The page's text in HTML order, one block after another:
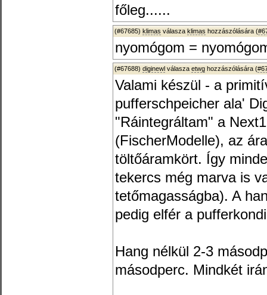
főleg......
(#67685) klimas válasza klimas hozzászólására (
nyomógom =
(#67688) diginewl válasza etwg hozzászólására (
Valami készül - a
pufferschpeicher ala'
"Ráintegráltam" a
(FischerModelle), az
töltőáramkört. Így
tekercs még marva is
tetőmagasságba). A
pedig elfér a
Hang nélkül 2-3
másodperc. Mindkét